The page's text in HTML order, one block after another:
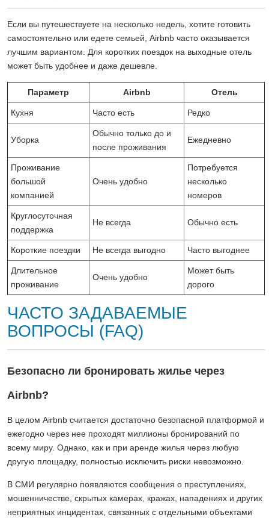
Если вы путешествуете на несколько недель, хотите готовить
самостоятельно или едете семьей, Airbnb часто оказывается
лучшим вариантом. Для коротких поездок на выходные отель
может быть удобнее и даже дешевле.
Параметр Airbnb Отель
Кухня Часто есть Редко
Уборка
Обычно только до и
после проживания
Ежедневно
Проживание
большой
компанией
Очень удобно
Потребуется
несколько
номеров
Круглосуточная
поддержка
Не всегда Обычно есть
Короткие поездки Не всегда выгодно Часто выгоднее
Длительное
проживание
Очень удобно
Может быть
дорого
ЧАСТО ЗАДАВАЕМЫЕ
ВОПРОСЫ (FAQ)
Безопасно ли бронировать жилье через
Airbnb?
В целом Airbnb считается достаточно безопасной платформой и
ежегодно через нее проходят миллионы бронирований по
всему миру. Однако, как и при аренде жилья через любую
другую площадку, полностью исключить риски невозможно.
В СМИ регулярно появляются сообщения о преступлениях,
мошенничестве, скрытых камерах, кражах, нападениях и других
неприятных инцидентах, связанных с отдельными объектами